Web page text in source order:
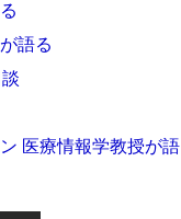
語る
医療情報学教授が語